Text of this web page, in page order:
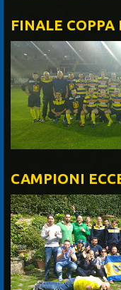
FINALE COPPA
CAMPIONI